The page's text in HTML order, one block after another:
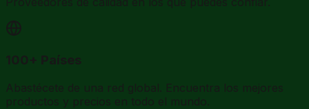
100+ Países
Abastécete de una red global. Encuentra los mejores
productos y precios en todo el mundo.